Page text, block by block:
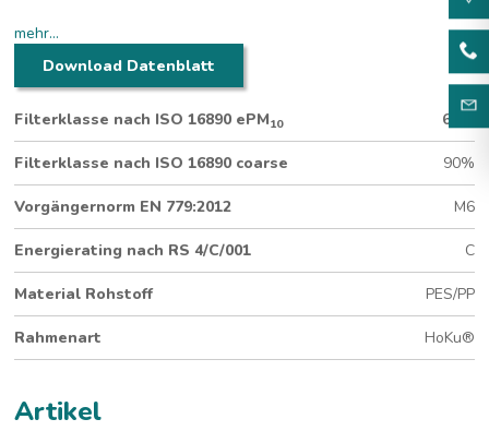
Standard-Taschenfilter für grosse Staubmengen
460 mm Tiefe
6 Taschen (592 x 592 mm)
®
mehr...
Download Datenblatt
Filterklasse nach ISO 16890 ePM10 60%
Filterklasse nach ISO 16890 coarse 90%
Vorgängernorm EN 779:2012 M6
Energierating nach RS 4/C/001 C
Material Rohstoff PES/PP
Rahmenart HoKu®
Artikel